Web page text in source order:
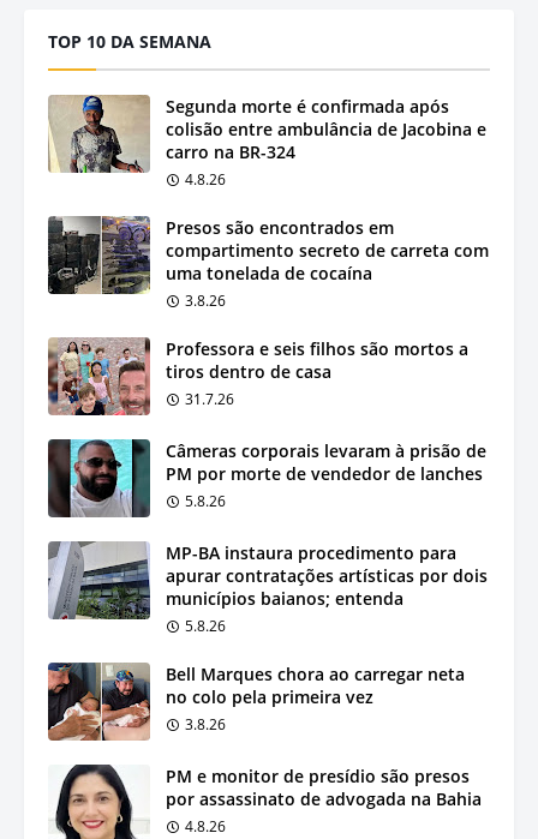
TOP 10 DA SEMANA
Segunda morte é confirmada após
colisão entre ambulância de Jacobina e
carro na BR-324
4.8.26
Presos são encontrados em
compartimento secreto de carreta com
uma tonelada de cocaína
3.8.26
Professora e seis filhos são mortos a
tiros dentro de casa
31.7.26
Câmeras corporais levaram à prisão de
PM por morte de vendedor de lanches
5.8.26
MP-BA instaura procedimento para
apurar contratações artísticas por dois
municípios baianos; entenda
5.8.26
Bell Marques chora ao carregar neta
no colo pela primeira vez
3.8.26
PM e monitor de presídio são presos
por assassinato de advogada na Bahia
4.8.26